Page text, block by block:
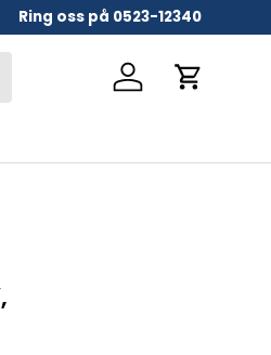
Ring oss på 0523-12340
Logga inVagn